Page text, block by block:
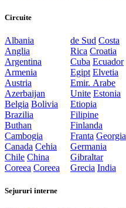
Circuite
Albania
Anglia
Argentina
Armenia
Austria
Azerbaijan
Belgia Bolivia
Brazilia
Buthan
Cambogia
Canada Cehia
Chile China
Coreea Coreea
de Sud Costa
Rica Croatia
Cuba Ecuador
Egipt Elvetia
Emir. Arabe
Unite Estonia
Etiopia
Filipine
Finlanda
Franta Georgia
Germania
Gibraltar
Grecia India
Sejururi interne